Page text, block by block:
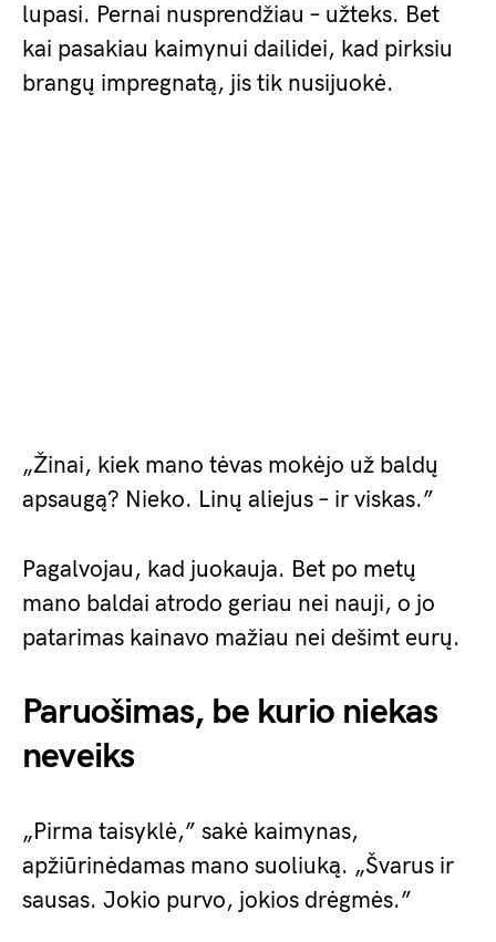
lupasi. Pernai nusprendžiau – užteks. Bet
kai pasakiau kaimynui dailidei, kad pirksiu
brangų impregnatą, jis tik nusijuokė.
„Žinai, kiek mano tėvas mokėjo už baldų
apsaugą? Nieko. Linų aliejus – ir viskas.”
Pagalvojau, kad juokauja. Bet po metų
mano baldai atrodo geriau nei nauji, o jo
patarimas kainavo mažiau nei dešimt eurų.
Paruošimas, be kurio niekas
neveiks
„Pirma taisyklė,” sakė kaimynas,
apžiūrinėdamas mano suoliuką. „Švarus ir
sausas. Jokio purvo, jokios drėgmės.”